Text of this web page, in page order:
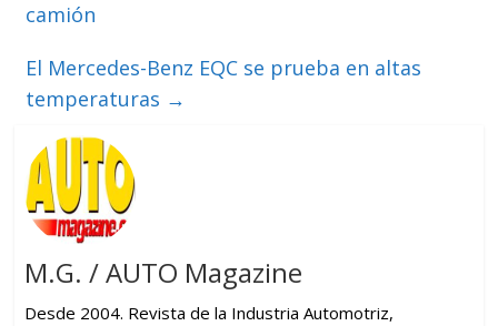
camión
El Mercedes-Benz EQC se prueba en altas
temperaturas →
M.G. / AUTO Magazine
Desde 2004. Revista de la Industria Automotriz,